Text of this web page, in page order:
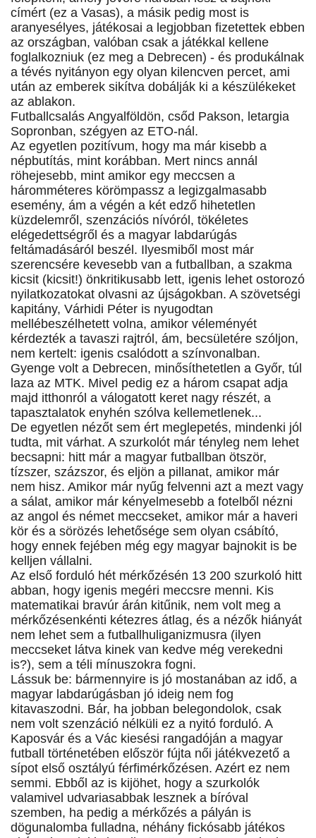
címért (ez a Vasas), a másik pedig most is
aranyesélyes, játékosai a legjobban fizetettek ebben
az országban, valóban csak a játékkal kellene
foglalkozniuk (ez meg a Debrecen) - és produkálnak
a tévés nyitányon egy olyan kilencven percet, ami
után az emberek sikítva dobálják ki a készülékeket
az ablakon.
Futballcsalás Angyalföldön, csőd Pakson, letargia
Sopronban, szégyen az ETO-nál.
Az egyetlen pozitívum, hogy ma már kisebb a
népbutítás, mint korábban. Mert nincs annál
röhejesebb, mint amikor egy meccsen a
háromméteres körömpassz a legizgalmasabb
esemény, ám a végén a két edző hihetetlen
küzdelemről, szenzációs nívóról, tökéletes
elégedettségről és a magyar labdarúgás
feltámadásáról beszél. Ilyesmiből most már
szerencsére kevesebb van a futballban, a szakma
kicsit (kicsit!) önkritikusabb lett, igenis lehet ostorozó
nyilatkozatokat olvasni az újságokban. A szövetségi
kapitány, Várhidi Péter is nyugodtan
mellébeszélhetett volna, amikor véleményét
kérdezték a tavaszi rajtról, ám, becsületére szóljon,
nem kertelt: igenis csalódott a színvonalban.
Gyenge volt a Debrecen, minősíthetetlen a Győr, túl
laza az MTK. Mivel pedig ez a három csapat adja
majd itthonról a válogatott keret nagy részét, a
tapasztalatok enyhén szólva kellemetlenek...
De egyetlen nézőt sem ért meglepetés, mindenki jól
tudta, mit várhat. A szurkolót már tényleg nem lehet
becsapni: hitt már a magyar futballban ötször,
tízszer, százszor, és eljön a pillanat, amikor már
nem hisz. Amikor már nyűg felvenni azt a mezt vagy
a sálat, amikor már kényelmesebb a fotelből nézni
az angol és német meccseket, amikor már a haveri
kör és a sörözés lehetősége sem olyan csábító,
hogy ennek fejében még egy magyar bajnokit is be
kelljen vállalni.
Az első forduló hét mérkőzésén 13 200 szurkoló hitt
abban, hogy igenis megéri meccsre menni. Kis
matematikai bravúr árán kitűnik, nem volt meg a
mérkőzésenkénti kétezres átlag, és a nézők hiányát
nem lehet sem a futballhuliganizmusra (ilyen
meccseket látva kinek van kedve még verekedni
is?), sem a téli mínuszokra fogni.
Lássuk be: bármennyire is jó mostanában az idő, a
magyar labdarúgásban jó ideig nem fog
kitavaszodni. Bár, ha jobban belegondolok, csak
nem volt szenzáció nélküli ez a nyitó forduló. A
Kaposvár és a Vác kiesési rangadóján a magyar
futball történetében először fújta női játékvezető a
sípot első osztályú férfimérkőzésen. Azért ez nem
semmi. Ebből az is kijöhet, hogy a szurkolók
valamivel udvariasabbak lesznek a bíróval
szemben, ha pedig a mérkőzés a pályán is
dögunalomba fulladna, néhány fickósabb játékos